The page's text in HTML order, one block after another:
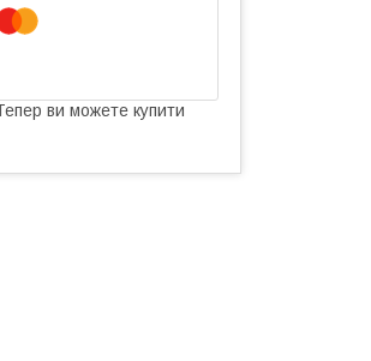
ви можете купити